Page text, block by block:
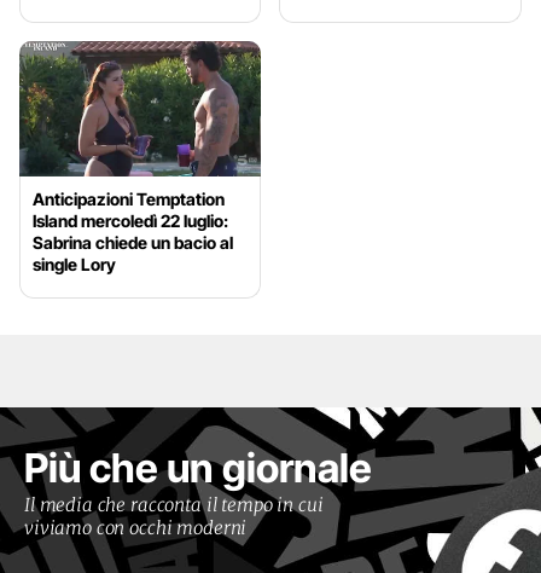
Anticipazioni Temptation
Island mercoledì 22 luglio:
Sabrina chiede un bacio al
single Lory
Più che un giornale
Il media che racconta il tempo in cui
viviamo con occhi moderni